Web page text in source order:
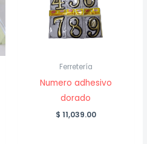
Ferretería
Numero adhesivo
dorado
$ 11,039.00